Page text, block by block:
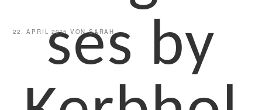
VERÖFFENTLICHT
22. APRIL 2015 VONSARAH
ses by